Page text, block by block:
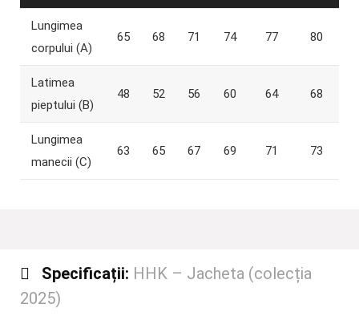
Lungimea
corpului (A)
65 68 71 74 77 80
Latimea
pieptului (B)
48 52 56 60 64 68
Lungimea
manecii (C)
63 65 67 69 71 73
Specificații: HHK – Jacheta (colecția
2025)